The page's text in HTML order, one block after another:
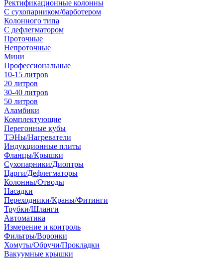
Ректификационные колонны
С сухопарником/барботером
Колонного типа
С дефлегматором
Проточные
Непроточные
Мини
Профессиональные
10-15 литров
20 литров
30-40 литров
50 литров
Аламбики
Комплектующие
Перегонные кубы
ТЭНы/Нагреватели
Индукционные плиты
Фланцы/Крышки
Сухопарники/Диоптры
Царги/Дефлегматоры
Колонны/Отводы
Насадки
Переходники/Краны/Фитинги
Трубки/Шланги
Автоматика
Измерение и контроль
Фильтры/Воронки
Хомуты/Обручи/Прокладки
Вакуумные крышки